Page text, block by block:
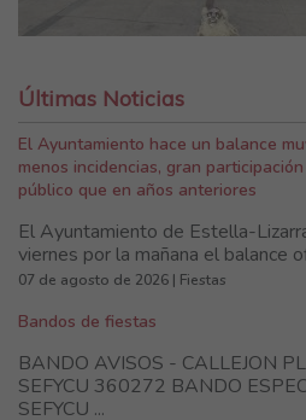
Últimas Noticias
El Ayuntamiento hace un balance
menos incidencias, gran
público que en años anteriores
El Ayuntamiento de Estella-
viernes por la mañana el balance
07 de agosto de 2026 | Fiestas
Bandos de fiestas
BANDO AVISOS - CALLEJON
SEFYCU 360272 BANDO
SEFYCU ...